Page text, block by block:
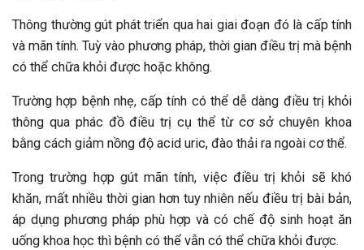
Thông thường gút phát triển qua hai giai đoạn đó là cấp tính
và mãn tính. Tuỳ vào phương pháp, thời gian điều trị mà bệnh
có thể chữa khỏi được hoặc không.
Trường hợp bệnh nhẹ, cấp tính có thể dễ dàng điều trị khỏi
thông qua phác đồ điều trị cụ thể từ cơ sở chuyên khoa
bằng cách giảm nồng độ acid uric, đào thải ra ngoài cơ thể.
Trong trường hợp gút mãn tính, việc điều trị khỏi sẽ khó
khăn, mất nhiều thời gian hơn tuy nhiên nếu điều trị bài bản,
áp dụng phương pháp phù hợp và có chế độ sinh hoạt ăn
uống khoa học thì bệnh có thể vẫn có thể chữa khỏi được.